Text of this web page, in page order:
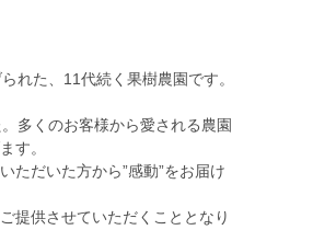
れた、11代続く果樹農園です。
多くのお客様から愛される農園
す。
ただいた方から”感動”をお届け
提供させていただくこととなり